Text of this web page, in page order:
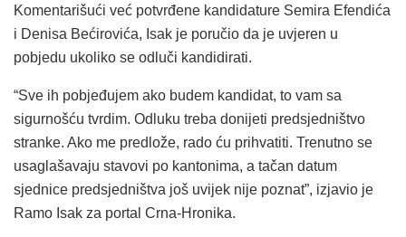
Komentarišući već potvrđene kandidature Semira Efendića
i Denisa Bećirovića, Isak je poručio da je uvjeren u
pobjedu ukoliko se odluči kandidirati.
“Sve ih pobjeđujem ako budem kandidat, to vam sa
sigurnošću tvrdim. Odluku treba donijeti predsjedništvo
stranke. Ako me predlože, rado ću prihvatiti. Trenutno se
usaglašavaju stavovi po kantonima, a tačan datum
sjednice predsjedništva još uvijek nije poznat”, izjavio je
Ramo Isak za portal Crna-Hronika.